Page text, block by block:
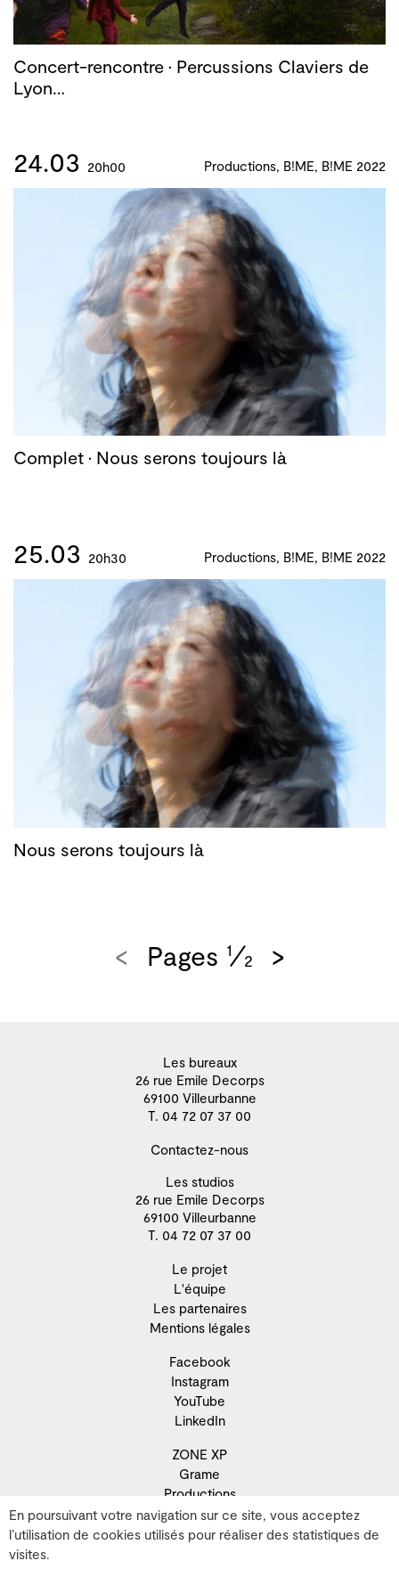
En poursuivant votre navigation sur ce site, vous acceptez
l’utilisation de cookies utilisés pour réaliser des statistiques de
visites.
Concert-rencontre · Percussions Claviers de
Lyon…
24.03 20h00 Productions, B!ME, B!ME 2022
Complet · Nous serons toujours là
25.03 20h30 Productions, B!ME, B!ME 2022
Nous serons toujours là
< Pages 1
2 >
Les bureaux
26 rue Emile Decorps
69100 Villeurbanne
T. 04 72 07 37 00
Contactez-nous
Les studios
26 rue Emile Decorps
69100 Villeurbanne
T. 04 72 07 37 00
Le projet
L'équipe
Les partenaires
Mentions légales
Facebook
Instagram
YouTube
LinkedIn
ZONE XP
Grame
Productions
Résidence
Recherche